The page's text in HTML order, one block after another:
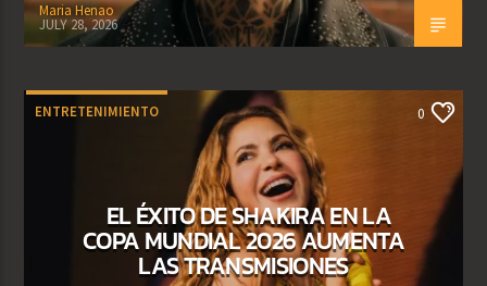
Maria Henao
JULY 28, 2026
ENTRETENIMIENTO 0
EL ÉXITO DE SHAKIRA EN LA
COPA MUNDIAL 2026 AUMENTA
LAS TRANSMISIONES